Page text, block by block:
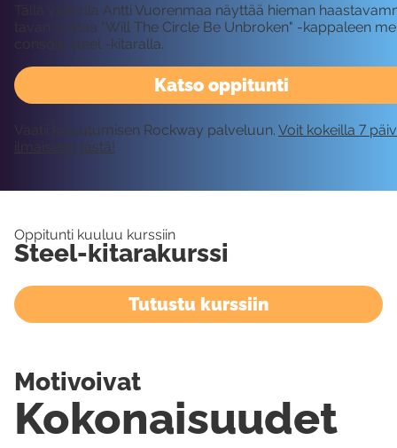
Katso oppitunti
Tällä videolla Antti Vuorenmaa näyttää hieman
tavan soittaa "Will The Circle Be Unbroken" -kappaleen
console steel -kitaralla.
Vaatii kirjautumisen Rockway palveluun. Voit kokeilla 7
ilmaiseksi tästä!
Oppitunti kuuluu kurssiin
Steel-kitarakurssi
Tutustu kurssiin
Kokonaisuudet
Motivoivat